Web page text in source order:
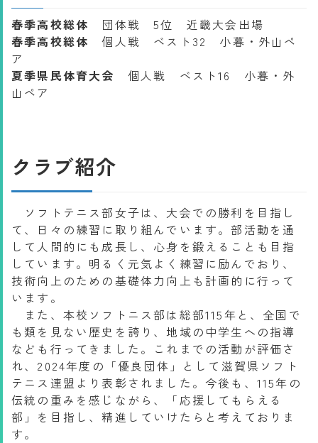
春季高校総体 団体戦 5位 近畿大会出場
春季高校総体 個人戦 ベスト32 小暮・外山ペ
ア
夏季県民体育大会
個人戦 ベスト16 小暮・外
山ペア
クラブ紹介
ソフトテニス部女子は、大会での勝利を目指し
て、日々の練習に取り組んでいます。部活動を通
して人間的にも成長し、心身を鍛えることも目指
しています。明るく元気よく練習に励んでおり、
技術向上のための基礎体力向上も計画的に行って
います。
また、本校ソフトニス部は総部115年と、全国で
も類を見ない歴史を誇り、地域の中学生への指導
なども行ってきました。これまでの活動が評価さ
れ、2024年度の「優良団体」として滋賀県ソフト
テニス連盟より表彰されました。今後も、115年の
伝統の重みを感じながら、「応援してもらえる
部」を目指し、精進していけたらと考えておりま
す。